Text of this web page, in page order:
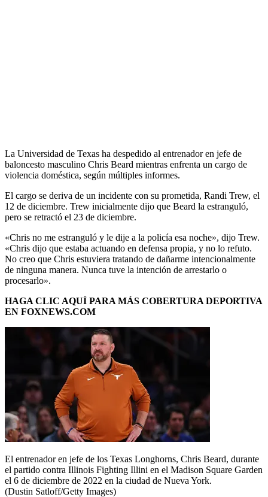
La Universidad de Texas ha despedido al entrenador en jefe de
baloncesto masculino Chris Beard mientras enfrenta un cargo de
violencia doméstica, según múltiples informes.
El cargo se deriva de un incidente con su prometida, Randi Trew, el
12 de diciembre. Trew inicialmente dijo que Beard la estranguló,
pero se retractó el 23 de diciembre.
«Chris no me estranguló y le dije a la policía esa noche», dijo Trew.
«Chris dijo que estaba actuando en defensa propia, y no lo refuto.
No creo que Chris estuviera tratando de dañarme intencionalmente
de ninguna manera. Nunca tuve la intención de arrestarlo o
procesarlo».
HAGA CLIC AQUÍ PARA MÁS COBERTURA DEPORTIVA
EN FOXNEWS.COM
El entrenador en jefe de los Texas Longhorns, Chris Beard, durante
el partido contra Illinois Fighting Illini en el Madison Square Garden
el 6 de diciembre de 2022 en la ciudad de Nueva York.
(Dustin Satloff/Getty Images)